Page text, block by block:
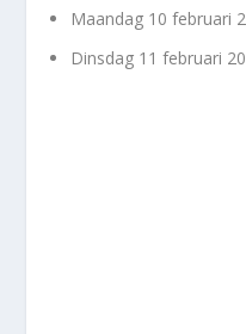
Maandag 10 februari
Dinsdag 11 februari